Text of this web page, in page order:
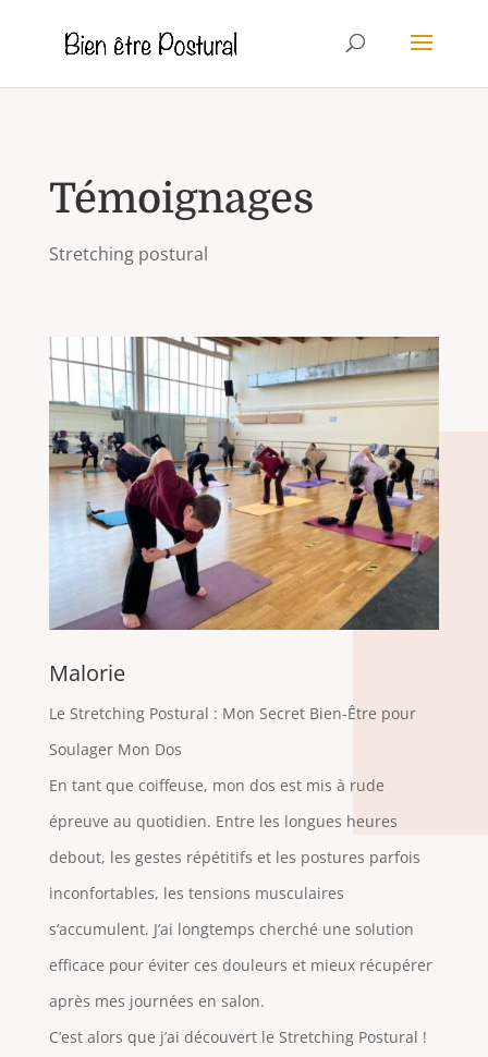
Témoignages
Stretching postural
Malorie
Le Stretching Postural : Mon Secret Bien-Être pour
Soulager Mon Dos
En tant que coiffeuse, mon dos est mis à rude
épreuve au quotidien. Entre les longues heures
debout, les gestes répétitifs et les postures parfois
inconfortables, les tensions musculaires
s’accumulent. J’ai longtemps cherché une solution
efficace pour éviter ces douleurs et mieux récupérer
après mes journées en salon.
C’est alors que j’ai découvert le Stretching Postural !